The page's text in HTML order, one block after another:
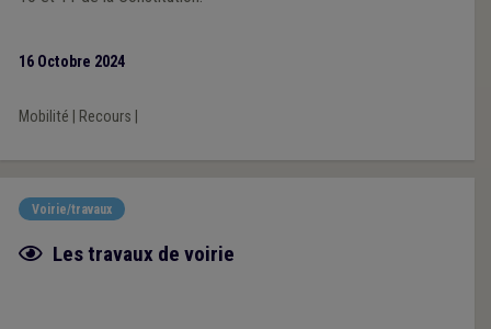
16 Octobre 2024
Mobilité Recours
Voirie/travaux
Fiche focus
Les travaux de voirie